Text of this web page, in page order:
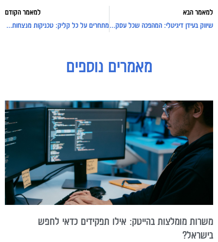
למאמר הבא
שיווק בעידן דיגיטלי: המהפכה שכל עסק חייב להבין
למאמר הקודם
מתחרים על כל קליק: טכניקות מנצחות לקידום אתרי איקומרס
מאמרים נוספים
משרות מומלצות בהייטק: אילו תפקידים כדאי לחפש
בישראל?